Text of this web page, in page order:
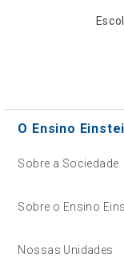
O Ensino
Sobre a Sociedade
Sobre o Ensino
Nossas Unidades